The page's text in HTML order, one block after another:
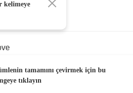
kelimeye
tamamını çevirmek için bu
tıklayın